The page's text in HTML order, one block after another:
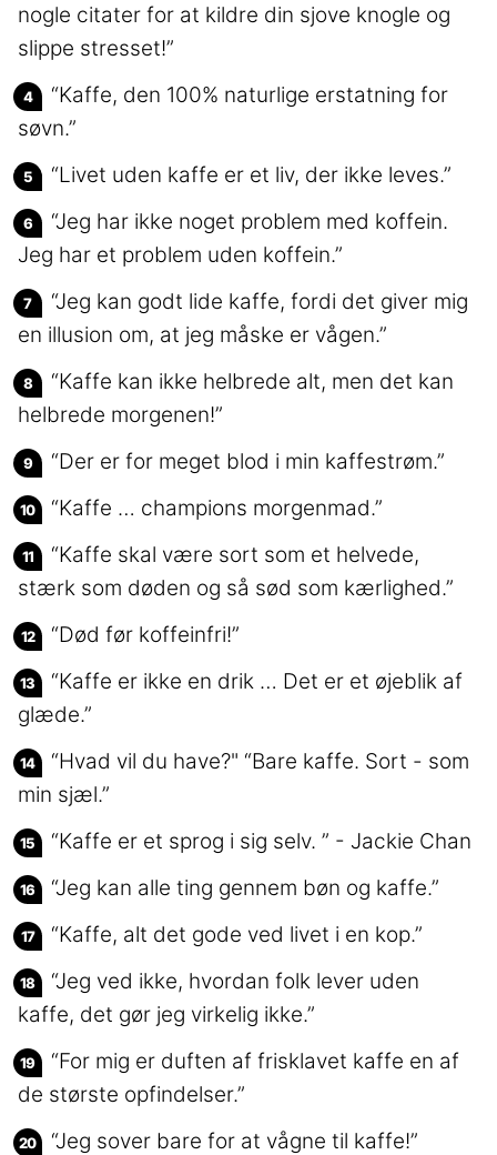
nogle citater for at kildre din sjove knogle og
slippe stresset!”
“Kaffe, den 100% naturlige erstatning for
søvn.”
“Livet uden kaffe er et liv, der ikke leves.”
“Jeg har ikke noget problem med koffein.
Jeg har et problem uden koffein.”
“Jeg kan godt lide kaffe, fordi det giver mig
en illusion om, at jeg måske er vågen.”
“Kaffe kan ikke helbrede alt, men det kan
helbrede morgenen!”
“Der er for meget blod i min kaffestrøm.”
“Kaffe … champions morgenmad.”
“Kaffe skal være sort som et helvede,
stærk som døden og så sød som kærlighed.”
“Død før koffeinfri!”
“Kaffe er ikke en drik … Det er et øjeblik af
glæde.”
“Hvad vil du have?" “Bare kaffe. Sort - som
min sjæl.”
“Kaffe er et sprog i sig selv. ” - Jackie Chan
“Jeg kan alle ting gennem bøn og kaffe.”
“Kaffe, alt det gode ved livet i en kop.”
“Jeg ved ikke, hvordan folk lever uden
kaffe, det gør jeg virkelig ikke.”
“For mig er duften af frisklavet kaffe en af
de største opfindelser.”
“Jeg sover bare for at vågne til kaffe!”